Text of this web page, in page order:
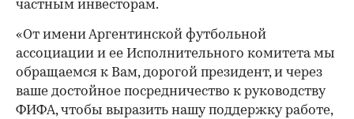
частным инвесторам.
«От имени Аргентинской футбольной
ассоциации и ее Исполнительного комитета мы
обращаемся к Вам, дорогой президент, и через
ваше достойное посредничество к руководству
ФИФА, чтобы выразить нашу поддержку работе,